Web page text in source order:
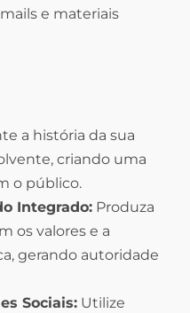
e materiais
a história da sua
criando uma
o público.
Integrado: Produza
os valores e a
gerando autoridade
Sociais: Utilize